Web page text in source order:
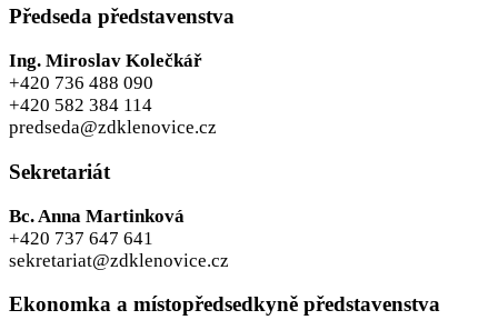
Předseda představenstva
Ing. Miroslav Kolečkář
+420 736 488 090
+420 582 384 114
predseda@zdklenovice.cz
Sekretariát
Bc. Anna Martinková
+420 737 647 641
sekretariat@zdklenovice.cz
Ekonomka a místopředsedkyně představenstva